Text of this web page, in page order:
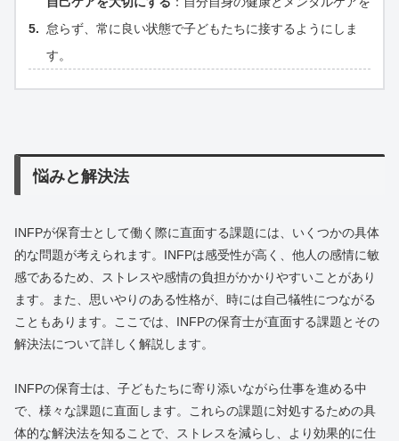
怠らず、常に良い状態で子どもたちに接するようにしま
す。
悩みと解決法
INFPが保育士として働く際に直面する課題には、いくつかの具体
的な問題が考えられます。INFPは感受性が高く、他人の感情に敏
感であるため、ストレスや感情の負担がかかりやすいことがあり
ます。また、思いやりのある性格が、時には自己犠牲につながる
こともあります。ここでは、INFPの保育士が直面する課題とその
解決法について詳しく解説します。
INFPの保育士は、子どもたちに寄り添いながら仕事を進める中
で、様々な課題に直面します。これらの課題に対処するための具
体的な解決法を知ることで、ストレスを減らし、より効果的に仕